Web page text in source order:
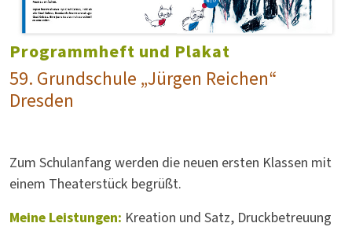
Programmheft und Plakat
59. Grundschule „Jürgen Reichen“
Dresden
Zum Schulanfang werden die neuen ersten Klassen mit
einem Theaterstück begrüßt.
Meine Leistungen: Kreation und Satz, Druckbetreuung